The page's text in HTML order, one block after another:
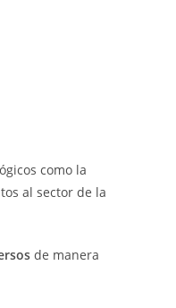
como la
al sector de la
de manera